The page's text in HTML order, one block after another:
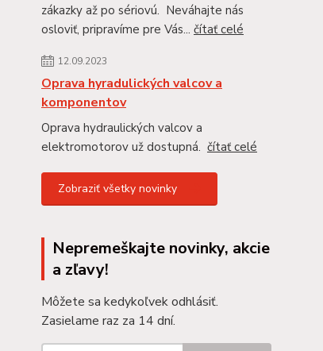
zákazky až po sériovú. Neváhajte nás
osloviť, pripravíme pre Vás... čítať celé
12.09.2023
Oprava hyradulických valcov a
komponentov
Oprava hydraulických valcov a
elektromotorov už dostupná. čítať celé
Zobraziť všetky novinky
Nepremeškajte novinky, akcie
a zľavy!
Môžete sa kedykoľvek odhlásiť.
Zasielame raz za 14 dní.